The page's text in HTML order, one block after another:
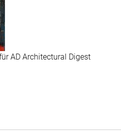
AD Architectural Digest